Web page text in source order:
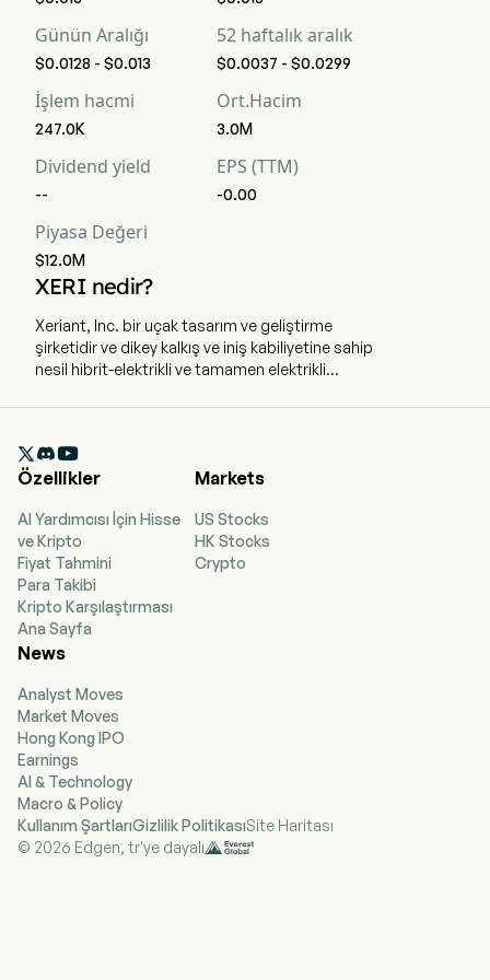
Günün Aralığı
$0.0128 - $0.013
52 haftalık aralık
$0.0037 - $0.0299
İşlem hacmi
247.0K
Ort.Hacim
3.0M
Dividend yield
--
EPS (TTM)
-0.00
Piyasa Değeri
$12.0M
XERI nedir?
Xeriant, Inc. bir uçak tasarım ve geliştirme
şirketidir ve dikey kalkış ve iniş kabiliyetine sahip
nesil hibrit-elektrikli ve tamamen elektrikli
altyapısıyla ilgilenmektedir. Şirket Floriday'ın
Boca Raton kentinde merkezlidir. Şirket 9 Şubat
endüstri yelpazesinde uygulama alanı bulan
çevre dostu gelişmiş malzemelerin
geliştirilmesine ve ticarileştirilmesine
odaklanmaktadır. Gelişmiş malzemeler ürün
çizgisi DUREVER markası altında pazarlanacaktır
ve inşaat sektöründe geleneksel malzemelerin
(alçıpan, kontrplak, OSB, MDF, MgO panosu ve
tasarlanmış, plastik ve selüloz atıklardan ve özel
bir alev geciktirici maddeden üretilen patent
başvurusu yapılan NEXBOARD gibi çevre dostu
kompozit yapı panellerini içermektedir. Şirketin
teknoloji alanları arasında Güçlendirilmiş Kalkış
Uçağı, İnsansız Hava Sistemleri, Kent Hava
Taşınabilirliği, İtme Sistemleri, Gelişmiş
Malzemeler ve Yapay Zeka bulunmaktadır.

Özellikler
AI Yardımcısı İçin Hisse
ve Kripto
Fiyat Tahmini
Para Takibi
Kripto Karşılaştırması
Ana Sayfa
Markets
US Stocks
HK Stocks
Crypto
News
Analyst Moves
Market Moves
Hong Kong IPO
Earnings
AI & Technology
Macro & Policy
Kullanım ŞartlarıGizlilik PolitikasıSite Haritası
© 2026 Edgen, tr'ye dayalı